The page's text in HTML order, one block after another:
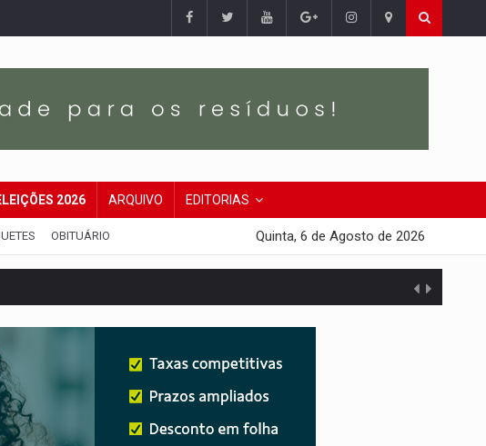
2026 ARQUIVO EDITORIAS
OBITUÁRIO Quinta, 6 de Agosto de 2026